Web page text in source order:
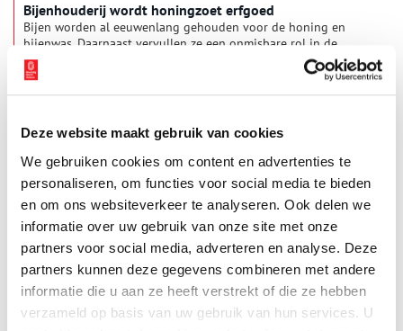
Deze website maakt gebruik van cookies
We gebruiken cookies om content en advertenties te
personaliseren, om functies voor social media te bieden
en om ons websiteverkeer te analyseren. Ook delen we
informatie over uw gebruik van onze site met onze
partners voor social media, adverteren en analyse. Deze
partners kunnen deze gegevens combineren met andere
informatie die u aan ze heeft verstrekt of die ze hebben
verzameld op basis van uw gebruik van hun services. U
Bijenhouderij wordt honingzoet erfgoed
Bijen worden al eeuwenlang gehouden voor de honing en
bijenwas. Daarnaast vervullen ze een onmisbare rol in de
bestuiving van onze gewassen. Tegenwoordig zijn er nog maar
weinig imkers die met de bijenhouderij in hun
levensonderhoud kunnen voorzien. In ons land worden bijen
leveren aan de biodiversiteit. Het ambacht bijenhouden is in
2020 uitgeroepen tot immaterieel erfgoed.
De imker en zijn bijen: ‘Moet dat nu pap’
Kasteel Nederhorst in Nederhorst den Berg wordt momenteel
verbouwd tot huurappartementen, maar de bijen die er al